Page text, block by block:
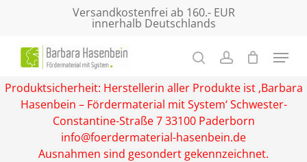
content
Versandkostenfrei ab 160.- EUR
innerhalb Deutschlands
Produktsicherheit: Herstellerin aller Produkte ist ‚Barbara
Hasenbein – Fördermaterial mit System‘ Schwester-
Constantine-Straße 7 33100 Paderborn
info@foerdermaterial-hasenbein.de
Ausnahmen sind gesondert gekennzeichnet.
Menu